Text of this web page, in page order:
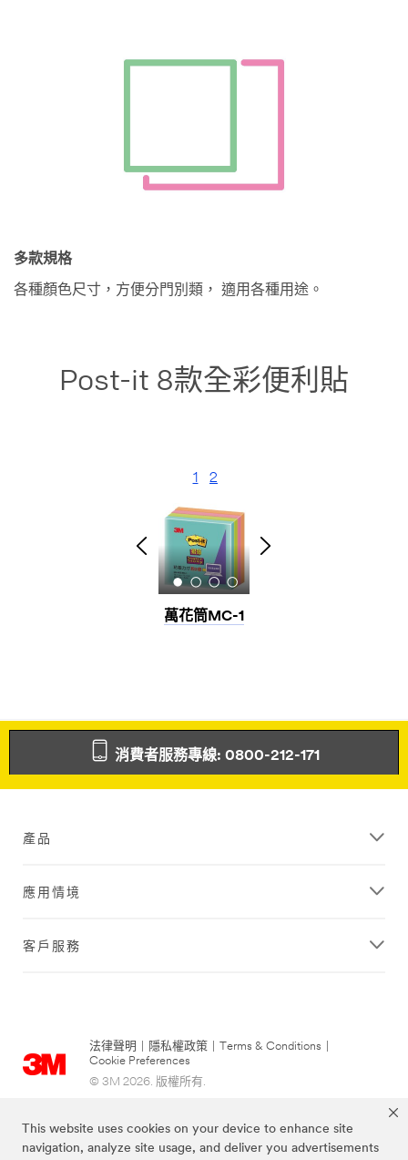
This website uses cookies on your device to enhance site
navigation, analyze site usage, and deliver you advertisements
多款規格
各種顏色尺寸，方便分門別類， 適用各種用途。
Post-it 8款全彩便利貼
萬花筒MC-1
1 2
消費者服務專線: 0800-212-171
產品
應用情境
客戶服務
法律聲明 隱私權政策 Terms & Conditions
Cookie Preferences
© 3M 2026. 版權所有.